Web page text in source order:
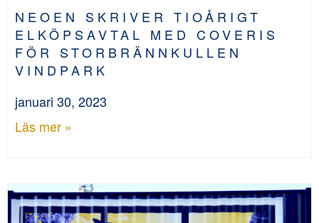
NEOEN SKRIVER TIOÅRIGT
ELKÖPSAVTAL MED COVERIS
FÖR STORBRÄNNKULLEN
VINDPARK
januari 30, 2023
Läs mer »